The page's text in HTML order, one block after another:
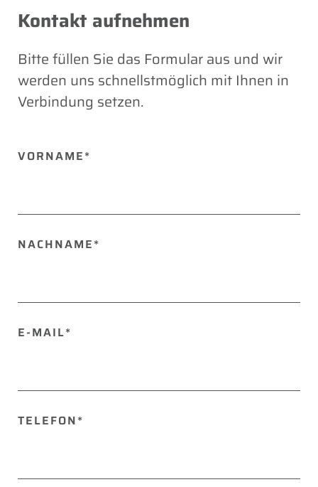
Kontakt aufnehmen
Bitte füllen Sie das Formular aus und wir
werden uns schnellstmöglich mit Ihnen in
Verbindung setzen.
VORNAME*
NACHNAME*
E-MAIL*
TELEFON*